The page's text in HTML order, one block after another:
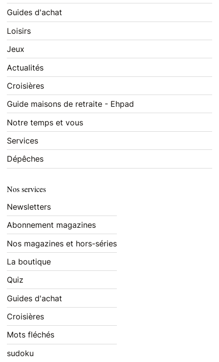
Guides d'achat
Loisirs
Jeux
Actualités
Croisières
Guide maisons de retraite - Ehpad
Notre temps et vous
Services
Dépêches
Nos services
Newsletters
Abonnement magazines
Nos magazines et hors-séries
La boutique
Quiz
Guides d'achat
Croisières
Mots fléchés
sudoku